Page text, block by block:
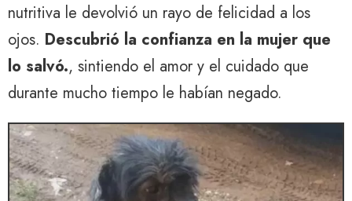
nutritiva le devolvió un rayo de felicidad a los
ojos. Descubrió la confianza en la mujer que
lo salvó., sintiendo el amor y el cuidado que
durante mucho tiempo le habían negado.